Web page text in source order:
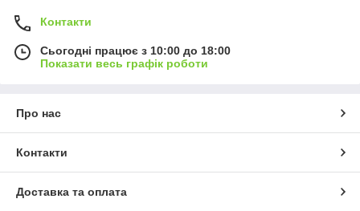
Контакти
Сьогодні працює з 10:00 до 18:00
Показати весь графік роботи
Про нас
Контакти
Доставка та оплата